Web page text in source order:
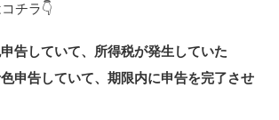
チラ👇
告していて、所得税が発生していた
申告していて、期限内に申告を完了させ